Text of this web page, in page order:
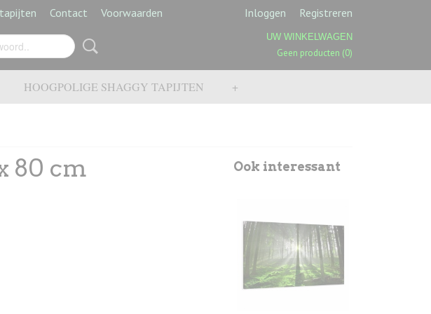
Contact Voorwaarden Inloggen Registreren
UW WINKELWAGEN
Geen producten (0)
HOOGPOLIGE SHAGGY TAPIJTEN +
80 cm Ook interessant